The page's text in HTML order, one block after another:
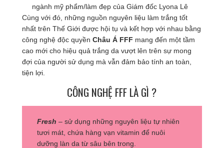
ngành mỹ phẩm/làm đẹp của Giám đốc Lyona Lê
Cùng với đó, những nguồn nguyên liệu làm trắng tốt
nhất trên Thế Giới được hội tụ và kết hợp với nhau bằng
công nghệ độc quyền Châu Á FFF mang đến một tầm
cao mới cho hiệu quả trắng da vượt lên trên sự mong
đợi của người sử dụng mà vẫn đảm bảo tính an toàn,
tiện lợi.
CÔNG NGHỆ FFF LÀ GÌ ?
Fresh – sử dụng những nguyên liệu tự nhiên
tươi mát, chứa hàng vạn vitamin để nuôi
dưỡng làn da từ sâu bên trong.